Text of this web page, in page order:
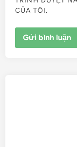
CỦA TÔI.